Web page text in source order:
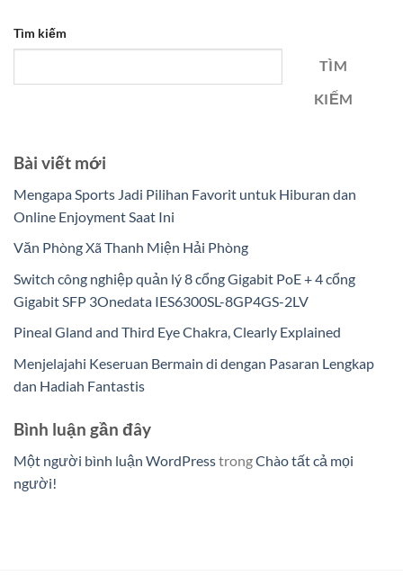
Tìm kiếm
TÌM
KIẾM
Bài viết mới
Mengapa Sports Jadi Pilihan Favorit untuk Hiburan dan
Online Enjoyment Saat Ini
Văn Phòng Xã Thanh Miện Hải Phòng
Switch công nghiệp quản lý 8 cổng Gigabit PoE + 4 cổng
Gigabit SFP 3Onedata IES6300SL-8GP4GS-2LV
Pineal Gland and Third Eye Chakra, Clearly Explained
Menjelajahi Keseruan Bermain di dengan Pasaran Lengkap
dan Hadiah Fantastis
Bình luận gần đây
Một người bình luận WordPresstrongChào tất cả mọi
người!